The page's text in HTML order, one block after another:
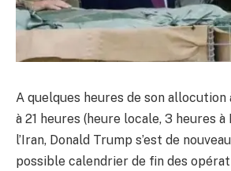
A quelques heures de son allocution
à 21 heures (heure locale, 3 heures à
l’Iran, Donald Trump s’est de
possible calendrier de fin des